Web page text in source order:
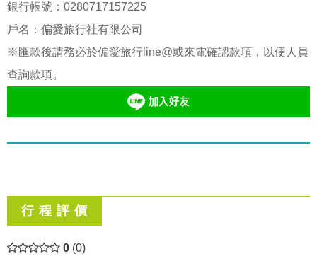
銀行帳號： 0280717157225
戶名：偏愛旅行社有限公司
※匯款後請務必於偏愛旅行line@或來電確認款項，以便人員
查詢款項。
行 程 評 價
0 (0)